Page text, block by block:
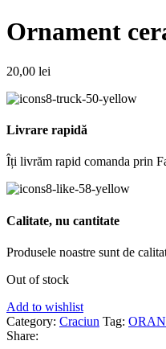
Ornament
20,00 lei
Livrare rapidă
Îți livrăm rapid comanda prin
Calitate, nu cantitate
Produsele noastre sunt de
Out of stock
Add to wishlist
Category: Craciun Tag:
Share: